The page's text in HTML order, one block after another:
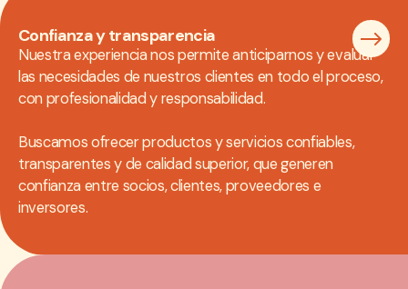
Confianza y transparencia
Nuestra experiencia nos permite anticiparnos y evaluar
las necesidades de nuestros clientes en todo el proceso,
con profesionalidad y responsabilidad.
Buscamos ofrecer productos y servicios confiables,
transparentes y de calidad superior, que generen
confianza entre socios, clientes, proveedores e
inversores.